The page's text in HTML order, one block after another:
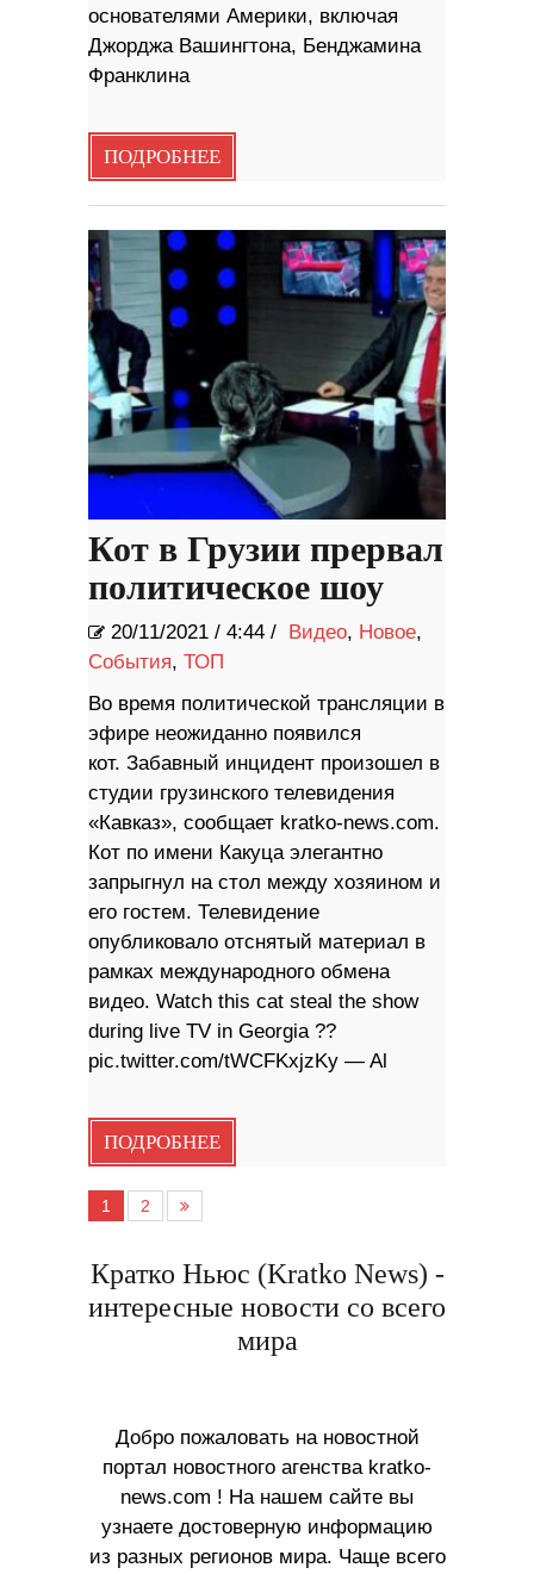
основателями Америки, включая
Джорджа Вашингтона, Бенджамина
Франклина
ПОДРОБНЕЕ
Кот в Грузии прервал
политическое шоу
20/11/2021 / 4:44 / Видео, Новое,
События, ТОП
Во время политической трансляции в
эфире неожиданно появился
кот. Забавный инцидент произошел в
студии грузинского телевидения
«Кавказ», сообщает kratko-news.com.
Кот по имени Какуца элегантно
запрыгнул на стол между хозяином и
его гостем. Телевидение
опубликовало отснятый материал в
рамках международного обмена
видео. Watch this cat steal the show
during live TV in Georgia ??
pic.twitter.com/tWCFKxjzKy — Al
ПОДРОБНЕЕ
1 2
Кратко Ньюс (Kratko News) -
интересные новости со всего
мира
Добро пожаловать на новостной
портал новостного агенства kratko-
news.com ! На нашем сайте вы
узнаете достоверную информацию
из разных регионов мира. Чаще всего